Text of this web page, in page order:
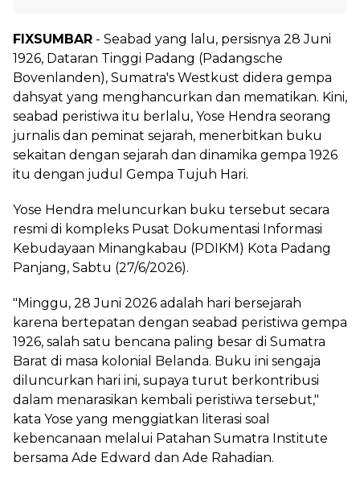
FIXSUMBAR - Seabad yang lalu, persisnya 28 Juni
1926, Dataran Tinggi Padang (Padangsche
Bovenlanden), Sumatra's Westkust didera gempa
dahsyat yang menghancurkan dan mematikan. Kini,
seabad peristiwa itu berlalu, Yose Hendra seorang
jurnalis dan peminat sejarah, menerbitkan buku
sekaitan dengan sejarah dan dinamika gempa 1926
itu dengan judul Gempa Tujuh Hari.
Yose Hendra meluncurkan buku tersebut secara
resmi di kompleks Pusat Dokumentasi Informasi
Kebudayaan Minangkabau (PDIKM) Kota Padang
Panjang, Sabtu (27/6/2026).
"Minggu, 28 Juni 2026 adalah hari bersejarah
karena bertepatan dengan seabad peristiwa gempa
1926, salah satu bencana paling besar di Sumatra
Barat di masa kolonial Belanda. Buku ini sengaja
diluncurkan hari ini, supaya turut berkontribusi
dalam menarasikan kembali peristiwa tersebut,"
kata Yose yang menggiatkan literasi soal
kebencanaan melalui Patahan Sumatra Institute
bersama Ade Edward dan Ade Rahadian.